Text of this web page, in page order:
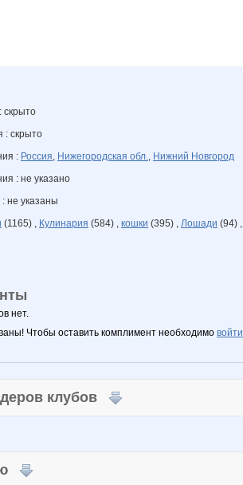
скрыто
: скрыто
: Россия, Нижегородская обл., Нижний Новгород
: не указано
не указаны
(1165) , Кулинария (584) , кошки (395) , Лошади (94) ,
нет.
Чтобы оставить комплимент необходимо войти
клубов